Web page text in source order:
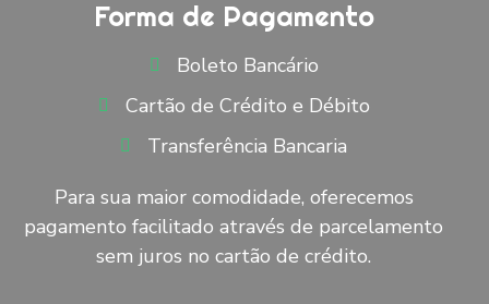
Forma de Pagamento
Boleto Bancário
Cartão de Crédito e Débito
Transferência Bancaria
Para sua maior comodidade, oferecemos
pagamento facilitado através de parcelamento
sem juros no cartão de crédito.